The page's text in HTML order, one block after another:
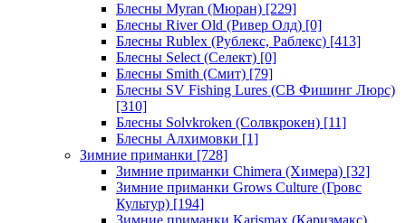
Блесны Myran (Мюран) [229]
Блесны River Old (Ривер Олд) [0]
Блесны Rublex (Рублекс, Раблекс) [413]
Блесны Select (Селект) [0]
Блесны Smith (Смит) [79]
Блесны SV Fishing Lures (СВ Фишинг Люрс)
[310]
Блесны Solvkroken (Солвкрокен) [11]
Блесны Алхимовки [1]
Зимние приманки [728]
Зимние приманки Chimera (Химера) [32]
Зимние приманки Grows Culture (Гровс
Культур) [194]